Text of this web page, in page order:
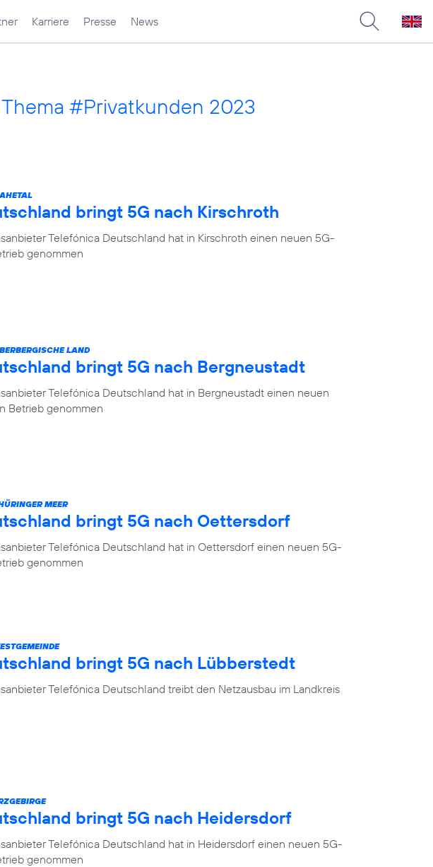
Karriere Presse News
#Privatkunden 2023
bringt 5G nach Kirschroth
Telefónica Deutschland hat in Kirschroth einen neuen 5G-
genommen
LAND
bringt 5G nach Bergneustadt
Telefónica Deutschland hat in Bergneustadt einen neuen
Betrieb genommen
MEER
bringt 5G nach Oettersdorf
Telefónica Deutschland hat in Oettersdorf einen neuen 5G-
genommen
bringt 5G nach Lübberstedt
Telefónica Deutschland treibt den Netzausbau im Landkreis
bringt 5G nach Heidersdorf
Telefónica Deutschland hat in Heidersdorf einen neuen 5G-
genommen